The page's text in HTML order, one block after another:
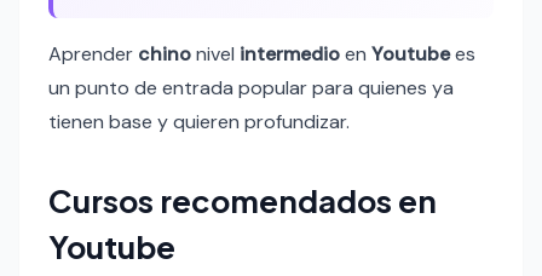
Aprender chinonivel intermedioen Youtubees
un punto de entrada popular para quienes ya
tienen base y quieren profundizar.
Cursos recomendados en
Youtube